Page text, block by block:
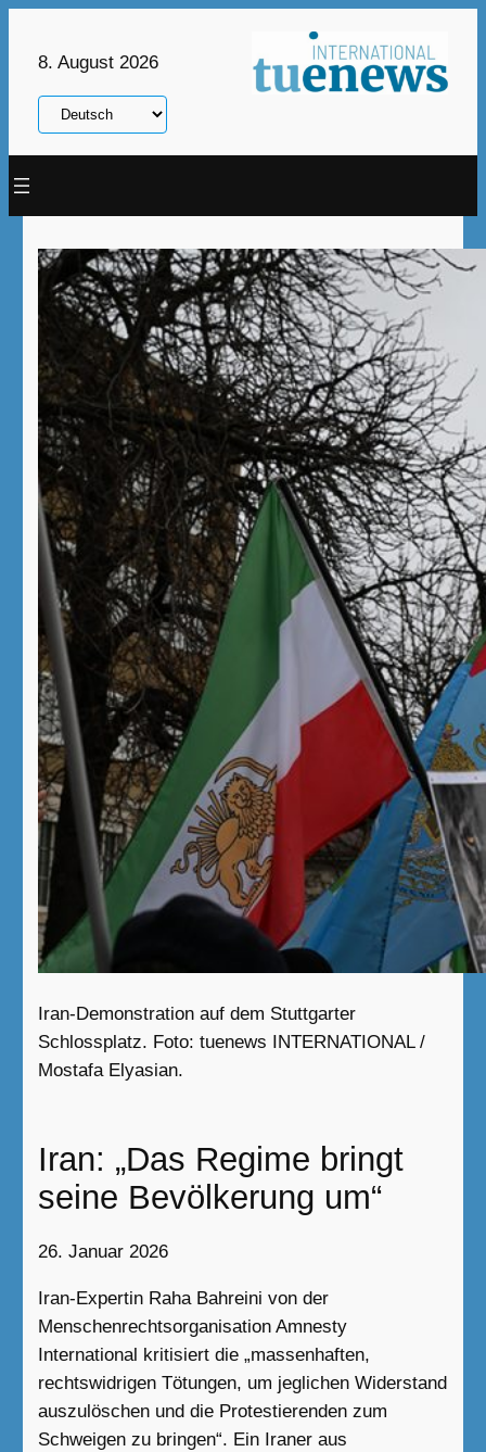
8. August 2026
Sprache
auswählen
Iran-Demonstration auf dem Stuttgarter
Schlossplatz. Foto: tuenews INTERNATIONAL /
Mostafa Elyasian.
Iran: „Das Regime bringt
seine Bevölkerung um“
26. Januar 2026
Iran-Expertin Raha Bahreini von der
Menschenrechtsorganisation Amnesty
International kritisiert die „massenhaften,
rechtswidrigen Tötungen, um jeglichen Widerstand
auszulöschen und die Protestierenden zum
Schweigen zu bringen“. Ein Iraner aus